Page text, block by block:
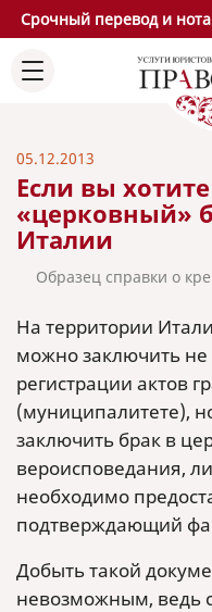
Срочный перевод и
05.12.2013
Если вы
«церковный»
Италии
Образец справки о
На территории
можно заключить не
регистрации актов
(муниципалитете),
заключить брак в
вероисповедания,
необходимо
подтверждающий
Добыть такой
невозможным, ведь